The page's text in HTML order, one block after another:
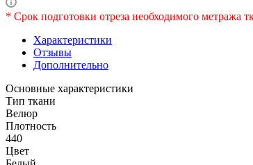
* Срок подготовки отреза необходимого метража
Характеристики
Отзывы
Дополнительно
Основные характеристики
Тип ткани
Велюр
Плотность
440
Цвет